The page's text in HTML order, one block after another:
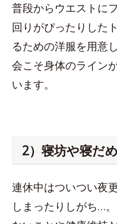
普段からウエストに
回りがぴったりした
るための洋服を用意
会こそ身体のライン
います。
2）寝坊や寝だ
連休中はついつい夜
しまったりしがち…